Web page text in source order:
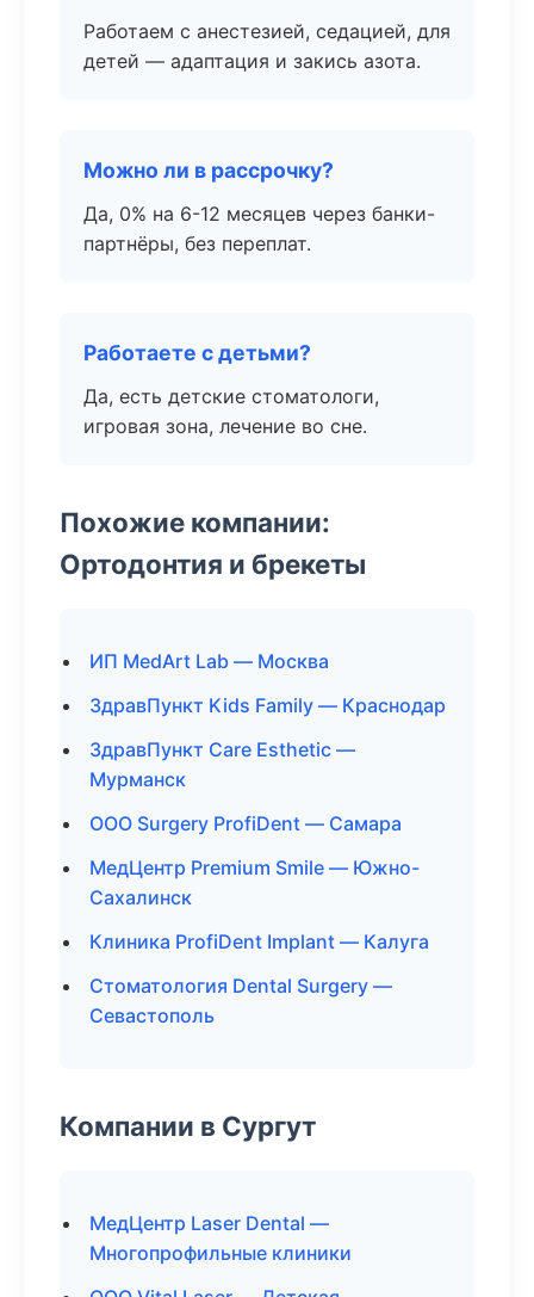
Работаем с анестезией, седацией, для
детей — адаптация и закись азота.
Можно ли в рассрочку?
Да, 0% на 6-12 месяцев через банки-
партнёры, без переплат.
Работаете с детьми?
Да, есть детские стоматологи,
игровая зона, лечение во сне.
Похожие компании:
Ортодонтия и брекеты
ИП MedArt Lab — Москва
ЗдравПункт Kids Family — Краснодар
ЗдравПункт Care Esthetic —
Мурманск
ООО Surgery ProfiDent — Самара
МедЦентр Premium Smile — Южно-
Сахалинск
Клиника ProfiDent Implant — Калуга
Стоматология Dental Surgery —
Севастополь
Компании в Сургут
МедЦентр Laser Dental —
Многопрофильные клиники